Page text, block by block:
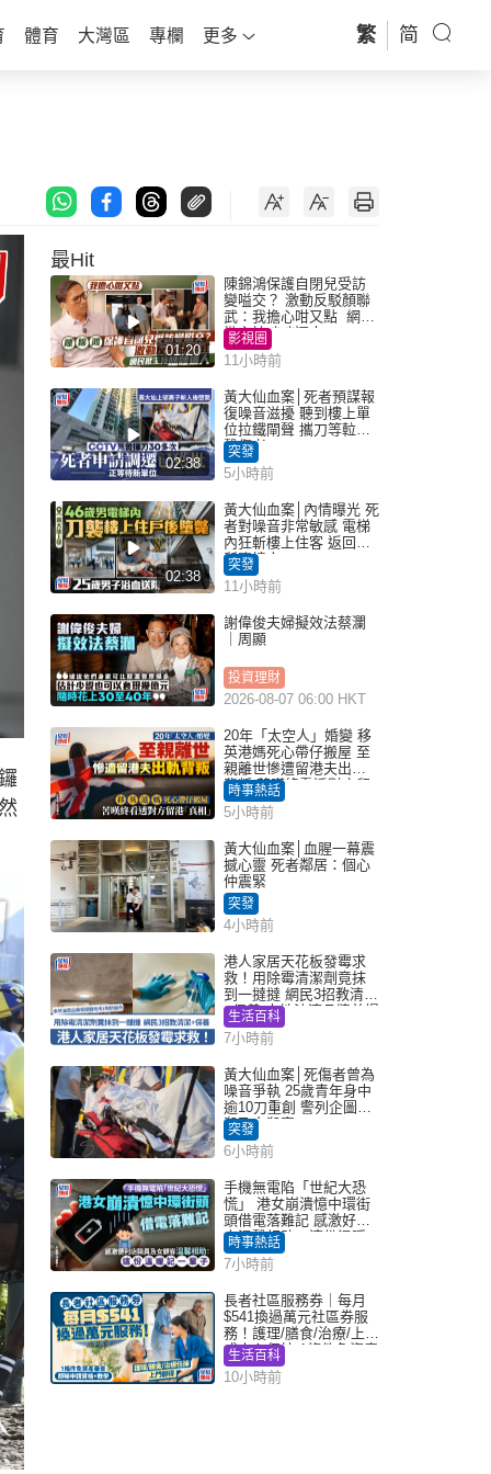
體育 大灣區 專欄 更多 繁 简
最Hit
01:20
陳錦鴻保護自閉兒受訪
變嗌交？ 激動反駁顏聯
武：我擔心咁又點 網民
批主持咄咄逼人
影視圈
11小時前
02:38
黃大仙血案│死者預謀報
復噪音滋擾 聽到樓上單
位拉鐵閘聲 攜刀等𨋢伏
擊傷者
突發
5小時前
02:38
黃大仙血案│內情曝光 死
者對噪音非常敏感 電梯
內狂斬樓上住客 返回住
所墮樓亡
突發
11小時前
謝偉俊夫婦擬效法蔡瀾
｜周顯
投資理財
2026-08-07 06:00 HKT
20年「太空人」婚變 移
英港媽死心帶仔搬屋 至
親離世慘遭留港夫出軌
背叛 苦嘆終看透對方留
港「真相」｜Juicy叮
時事熱話
5小時前
黃大仙血案│血腥一幕震
撼心靈 死者鄰居：個心
仲震緊
突發
4小時前
港人家居天花板發霉求
救！用除霉清潔劑竟抹
到一撻撻 網民3招教清潔
+保養 本地油漆品牌曾提
醒勿用1物防變色
生活百科
7小時前
黃大仙血案│死傷者曾為
噪音爭執 25歲青年身中
逾10刀重創 警列企圖謀
殺及自殺案
突發
6小時前
手機無電陷「世紀大恐
慌」 港女崩潰憶中環街
頭借電落難記 感激好心
人溫馨相助：這份溫暖
記一輩子｜Juicy叮
時事熱話
7小時前
長者社區服務券｜每月
$541換過萬元社區券服
務！護理/膳食/治療/上門
或中心任揀 1條件免資產
審查（附申請資格及教
學）
生活百科
10小時前